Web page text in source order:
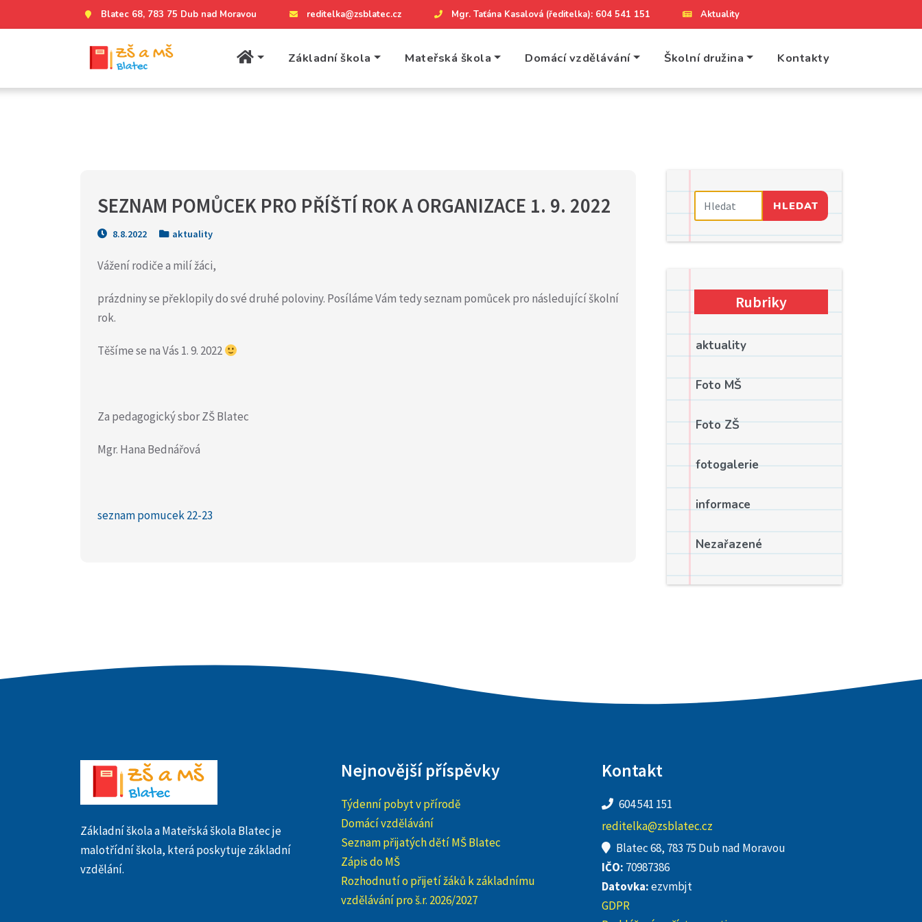
Blatec 68, 783 75 Dub nad Moravou reditelka@zsblatec.cz Mgr. Taťána Kasalová (ředitelka): 604 541 151 Aktuality
Základní škola Mateřská škola Domácí vzdělávání Školní družina Kontakty
SEZNAM POMŮCEK PRO PŘÍŠTÍ ROK A ORGANIZACE 1. 9. 2022
8.8.2022 aktuality
Vážení rodiče a milí žáci,
prázdniny se překlopily do své druhé poloviny. Posíláme Vám tedy seznam pomůcek pro následující školní
rok.
Těšíme se na Vás 1. 9. 2022
Za pedagogický sbor ZŠ Blatec
Mgr. Hana Bednářová
seznam pomucek 22-23
HLEDAT
Rubriky
aktuality
Foto MŠ
Foto ZŠ
fotogalerie
informace
Nezařazené
Základní škola a Mateřská škola Blatec je
malotřídní škola, která poskytuje základní
vzdělání.
Nejnovější příspěvky
Týdenní pobyt v přírodě
Domácí vzdělávání
Seznam přijatých dětí MŠ Blatec
Zápis do MŠ
Rozhodnutí o přijetí žáků k základnímu
vzdělávání pro š.r. 2026/2027
Kontakt
604 541 151
reditelka@zsblatec.cz
Blatec 68, 783 75 Dub nad Moravou
IČO: 70987386
Datovka:ezvmbjt
GDPR